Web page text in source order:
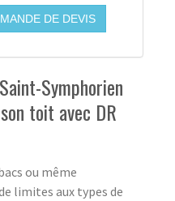
DE DEVIS
Symphorien
toit avec DR
ou même
limites aux types de